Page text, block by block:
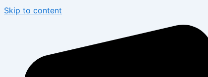
Skip to content